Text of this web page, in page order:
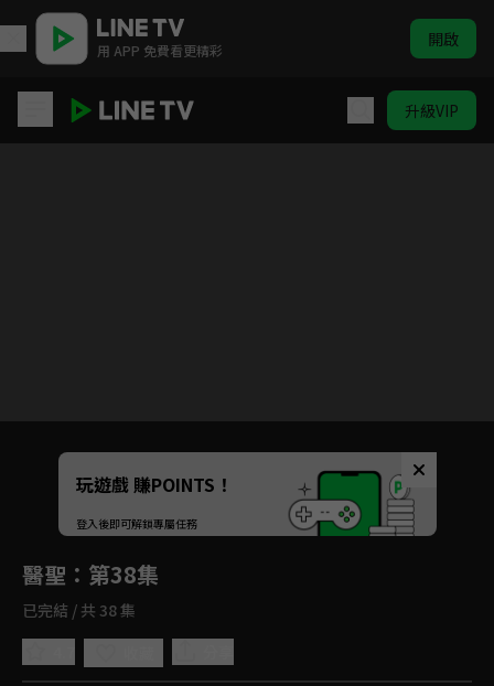
用 APP 免費看更精彩 開啟
升級VIP
Unmute
如有不便請見諒
玩遊戲 賺POINTS！
登入後即可解鎖專屬任務
醫聖 ：第38集
已完結 / 共 38 集